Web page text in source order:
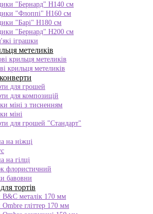
"Бернард" Н140 см
"Флоппі" Н160 см
"Барі" Н180 см
"Бернард" Н200 см
іграшки
метеликів
крильця метеликів
крильця метеликів
для грошей
для композицій
міні з тисненням
міні
для грошей "Стандарт"
на ніжці
на гілці
флористичний
бавовни
тортів
B&C металік 170 мм
Ombre гліттер 170 мм